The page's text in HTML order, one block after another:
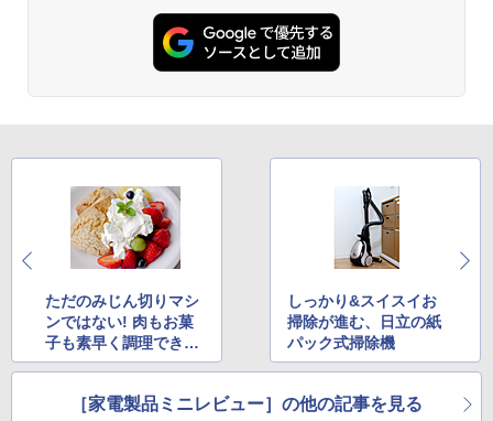
ただのみじん切りマシ
ンではない! 肉もお菓
子も素早く調理できる
フードカッター
しっかり&スイスイお
掃除が進む、日立の紙
パック式掃除機
［家電製品ミニレビュー］の他の記事を見る